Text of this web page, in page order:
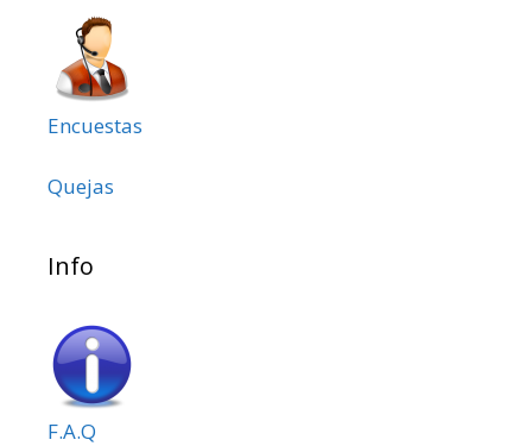
Encuestas
Quejas
Info
F.A.Q